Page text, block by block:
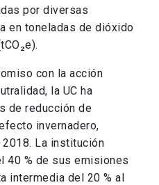
por diversas
en toneladas de dióxido
con la acción
la UC ha
de reducción de
invernadero,
La institución
40 % de sus emisiones
intermedia del 20 % al